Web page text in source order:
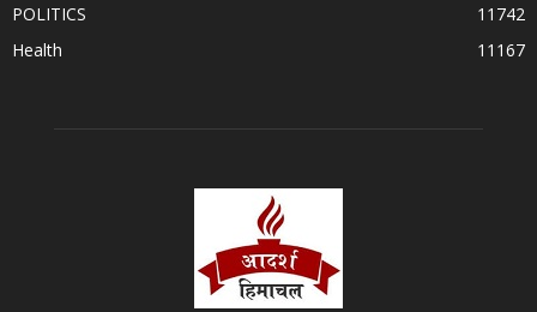
POLITICS
11742
Health
11167